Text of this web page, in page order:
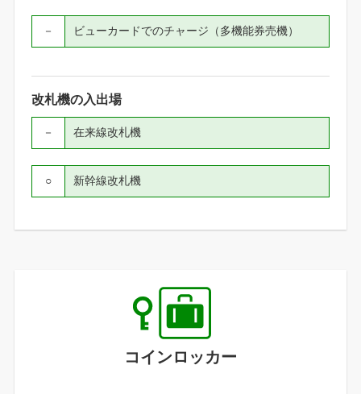
ビューカードでのチャージ（多機能券売機）
－
改札機の入出場
在来線改札機
－
新幹線改札機
○
コインロッカー